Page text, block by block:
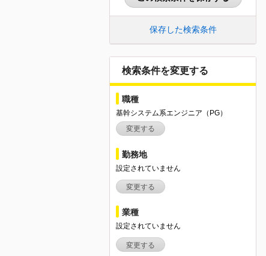
保存した検索条件
検索条件を変更する
職種
基幹システム系エンジニア（PG）
変更する
勤務地
設定されていません
変更する
業種
設定されていません
変更する